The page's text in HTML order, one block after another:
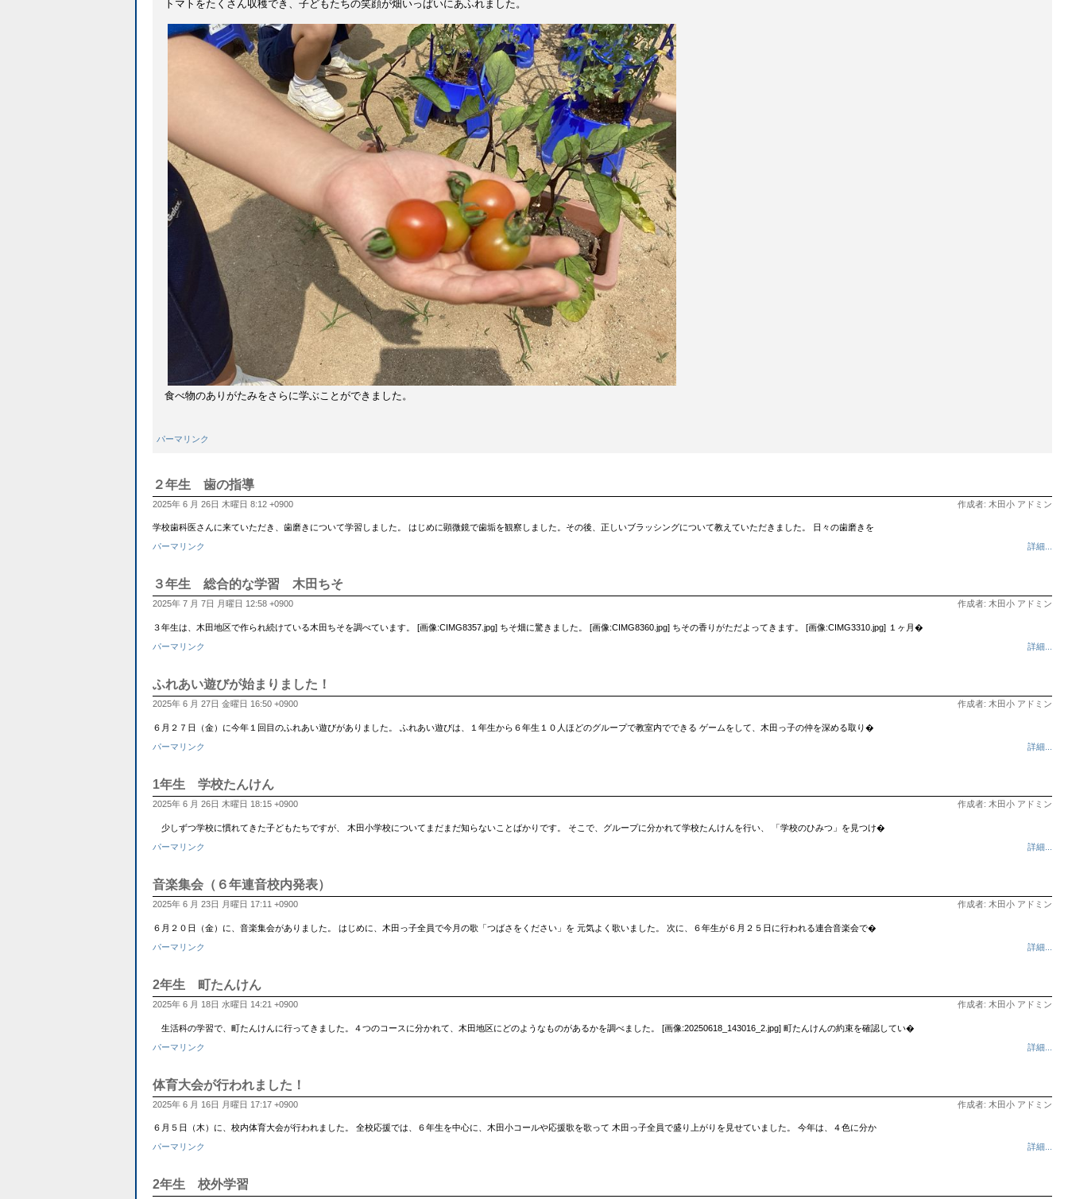
トマトをたくさん収穫でき、子どもたちの笑顔が畑いっぱいにあふれました。
食べ物のありがたみをさらに学ぶことができました。
パーマリンク
２年生 歯の指導
2025年 6 月 26日 木曜日 8:12 +0900 作成者: 木田小 アドミン
学校歯科医さんに来ていただき、歯磨きについて学習しました。 はじめに顕微鏡で歯垢を観察しました。その後、正しいブラッシングについて教えていただきました。 日々の歯磨きを
パーマリンク
詳細...
３年生 総合的な学習 木田ちそ
2025年 7 月 7日 月曜日 12:58 +0900 作成者: 木田小 アドミン
３年生は、木田地区で作られ続けている木田ちそを調べています。 [画像:CIMG8357.jpg] ちそ畑に驚きました。 [画像:CIMG8360.jpg] ちその香りがただよってきます。 [画像:CIMG3310.jpg] １ヶ月�
パーマリンク
詳細...
ふれあい遊びが始まりました！
2025年 6 月 27日 金曜日 16:50 +0900 作成者: 木田小 アドミン
６月２７日（金）に今年１回目のふれあい遊びがありました。 ふれあい遊びは、１年生から６年生１０人ほどのグループで教室内でできる ゲームをして、木田っ子の仲を深める取り�
パーマリンク
詳細...
1年生 学校たんけん
2025年 6 月 26日 木曜日 18:15 +0900 作成者: 木田小 アドミン
少しずつ学校に慣れてきた子どもたちですが、 木田小学校についてまだまだ知らないことばかりです。 そこで、グループに分かれて学校たんけんを行い、 「学校のひみつ」を見つけ�
パーマリンク
詳細...
音楽集会（６年連音校内発表）
2025年 6 月 23日 月曜日 17:11 +0900 作成者: 木田小 アドミン
６月２０日（金）に、音楽集会がありました。 はじめに、木田っ子全員で今月の歌「つばさをください」を 元気よく歌いました。 次に、６年生が６月２５日に行われる連合音楽会で�
パーマリンク
詳細...
2年生 町たんけん
2025年 6 月 18日 水曜日 14:21 +0900 作成者: 木田小 アドミン
生活科の学習で、町たんけんに行ってきました。４つのコースに分かれて、木田地区にどのようなものがあるかを調べました。 [画像:20250618_143016_2.jpg] 町たんけんの約束を確認してい�
パーマリンク
詳細...
体育大会が行われました！
2025年 6 月 16日 月曜日 17:17 +0900 作成者: 木田小 アドミン
６月５日（木）に、校内体育大会が行われました。 全校応援では、６年生を中心に、木田小コールや応援歌を歌って 木田っ子全員で盛り上がりを見せていました。 今年は、４色に分か
パーマリンク
詳細...
2年生 校外学習